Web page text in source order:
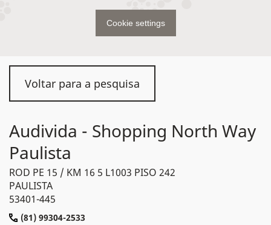
Voltar para a pesquisa
Audivida - Shopping North Way
Paulista
ROD PE 15 / KM 16 5 L1003 PISO 242
PAULISTA
53401-445
(81) 99304-2533
Cookie settings